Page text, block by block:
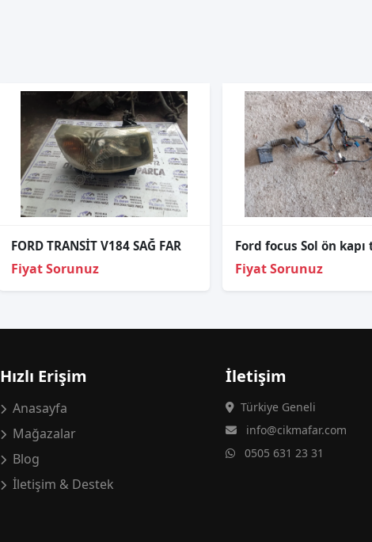
FORD TRANSİT V184 SAĞ FAR
Fiyat Sorunuz Fiyat Sorunuz
Hızlı Erişim
Anasayfa
Mağazalar
Blog
İletişim & Destek
İletişim
Türkiye Geneli
info@cikmafar.com
0505 631 23 31